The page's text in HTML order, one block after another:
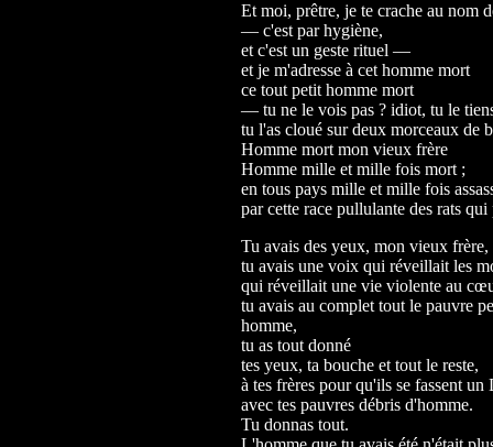
Et moi, prêtre, je te crache au nom
— c'est par hygiène,
et c'est un geste rituel —
et je m'adresse à cet homme mort
ce tout petit homme mort
— tu ne le vois pas ? idiot, tu le
tu l'as cloué sur deux morceaux de
Homme mort mon vieux frère
Homme mille et mille fois mort ;
en tous pays mille et mille fois
par cette race pullulante des rats
Tu avais des yeux, mon vieux
tu avais une voix qui réveillait les
qui réveillait une vie violente au
tu avais au complet tout le pauvre
homme,
tu as tout donné
tes yeux, ta bouche et tout le reste,
à tes frères pour qu'ils se fassent un
avec tes pauvres débris d'homme.
Tu donnas tout.